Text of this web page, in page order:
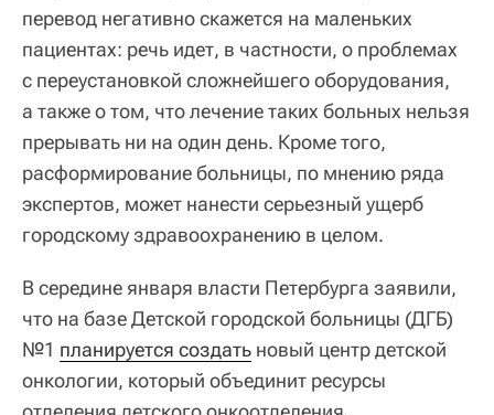
перевод негативно скажется на маленьких
пациентах: речь идет, в частности, о проблемах
с переустановкой сложнейшего оборудования,
а также о том, что лечение таких больных нельзя
прерывать ни на один день. Кроме того,
расформирование больницы, по мнению ряда
экспертов, может нанести серьезный ущерб
городскому здравоохранению в целом.
В середине января власти Петербурга заявили,
что на базе Детской городской больницы (ДГБ)
№1 планируется создать новый центр детской
онкологии, который объединит ресурсы